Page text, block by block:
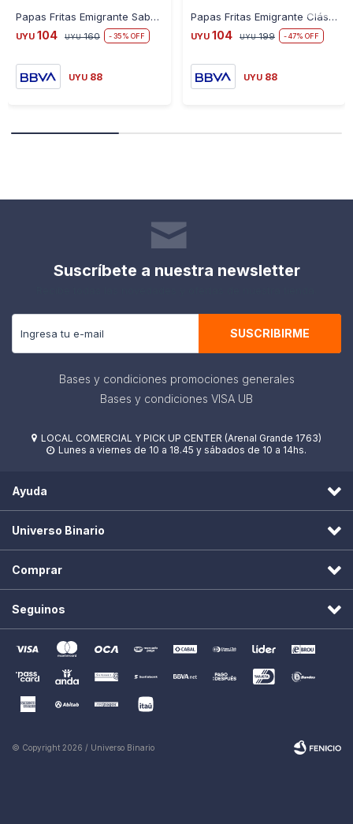
Papas Fritas Emigrante Sabor Crema y Cebolla 120 g
UYU 104 UYU 160 35
UYU 88
Papas Fritas Emigrante Clásicas Tubo 120G
UYU 104 UYU 199 47
UYU 88
Suscríbete a nuestra newsletter
SUSCRIBIRME
Bases y condiciones promociones generales
Bases y condiciones VISA UB
 LOCAL COMERCIAL Y PICK UP CENTER (Arenal Grande 1763)
 Lunes a viernes de 10 a 18.45 y sábados de 10 a 14hs.
Ayuda
Universo Binario
Comprar
Seguinos
© Copyright 2026 / Universo Binario